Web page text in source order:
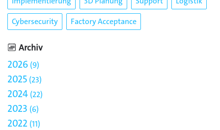
Cybersecurity
Factory Acceptance
Archiv
2026 9
2025 23
2024 22
2023 6
2022 11